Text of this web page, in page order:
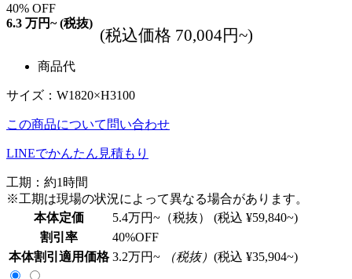
40% OFF
6.3 万円~(税抜)
(税込価格 70,004円~)
商品代
サイズ：W1820×H3100
この商品について問い合わせ
LINEでかんたん見積もり
工期：約1時間
※工期は現場の状況によって異なる場合があります。
本体定価
5.4万円~（税抜）
(税込 ¥59,840~)
割引率
40%OFF
本体割引適用価格 3.2万円~ （税抜） (税込 ¥35,904~)